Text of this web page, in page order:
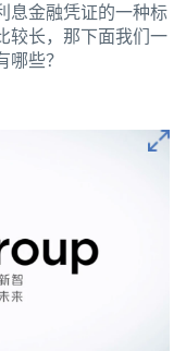
息金融凭证的一种标
较长，那下面我们一
些？